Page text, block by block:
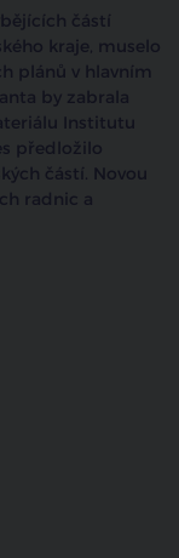
částí
kraje, muselo
plánů v hlavním
by zabrala
Institutu
předložilo
částí. Novou
radnic a